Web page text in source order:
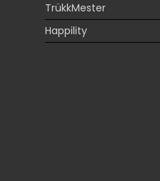
TrükkMester
Happility